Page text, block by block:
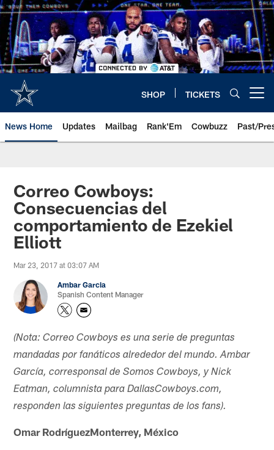
Skip
to
main
content
SHOP TICKETS
News Home Updates Mailbag Rank'Em Cowbuzz Past/
Correo Cowboys:
Consecuencias del
comportamiento de Ezekiel
Elliott
Mar 23, 2017 at 03:07 AM
Ambar Garcia
Spanish Content Manager
(Nota: Correo Cowboys es una serie de preguntas
mandadas por fanáticos alrededor del mundo. Ambar
García, corresponsal de Somos Cowboys, y Nick
Eatman, columnista para DallasCowboys.com,
responden las siguientes preguntas de los fans).
Omar RodríguezMonterrey, México